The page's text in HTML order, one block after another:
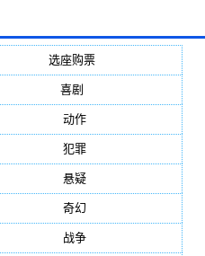
选座购票(5388)
喜剧
动作
犯罪
悬疑
奇幻
战争